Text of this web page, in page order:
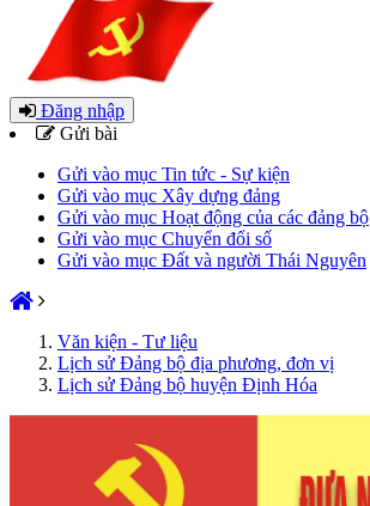
Đăng nhập
Gửi bài
Gửi vào mục Tin tức - Sự kiện
Gửi vào mục Xây dựng đảng
Gửi vào mục Hoạt động của các đảng bộ
Gửi vào mục Chuyển đổi số
Gửi vào mục Đất và người Thái Nguyên
Văn kiện - Tư liệu
Lịch sử Đảng bộ địa phương, đơn vị
Lịch sử Đảng bộ huyện Định Hóa